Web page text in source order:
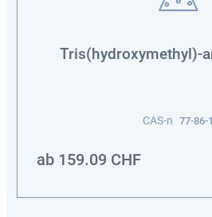
Tris(hydroxymethyl)-
CAS-n 77-86-1
ab 159.09 CHF